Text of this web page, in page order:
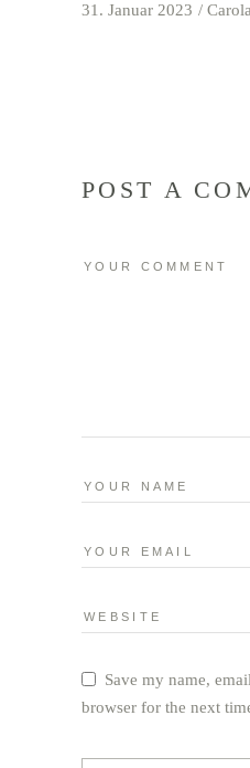
31. Januar 2023
POST A
Save my name,
browser for the next